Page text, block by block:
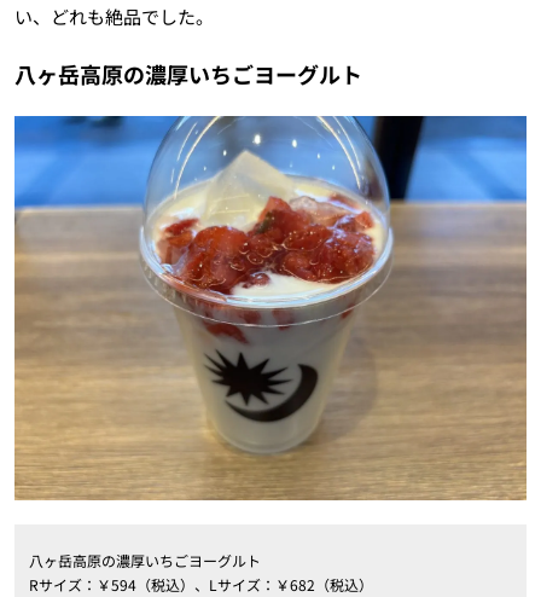
い、どれも絶品でした。
八ヶ岳高原の濃厚いちごヨーグルト
八ヶ岳高原の濃厚いちごヨーグルト
Rサイズ：￥594（税込）、Lサイズ：￥682（税込）